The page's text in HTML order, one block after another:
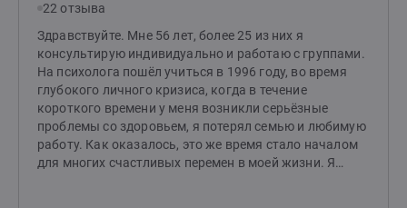
22 отзыва
Здравствуйте. Мне 56 лет, более 25 из них я
консультирую индивидуально и работаю с группами.
На психолога пошёл учиться в 1996 году, во время
глубокого личного кризиса, когда в течение
короткого времени у меня возникли серьёзные
проблемы со здоровьем, я потерял семью и любимую
работу. Как оказалось, это же время стало началом
для многих счастливых перемен в моей жизни. Я